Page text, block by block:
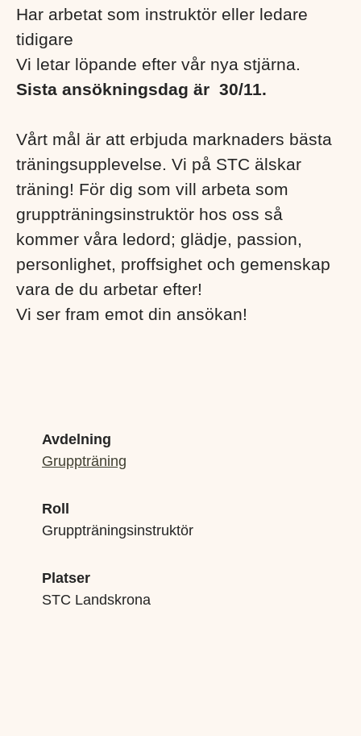
Har arbetat som instruktör eller ledare
tidigare
Vi letar löpande efter vår nya stjärna.
Sista ansökningsdag är 30/11.
Vårt mål är att erbjuda marknaders bästa
träningsupplevelse. Vi på STC älskar
träning! För dig som vill arbeta som
gruppträningsinstruktör hos oss så
kommer våra ledord; glädje, passion,
personlighet, proffsighet och gemenskap
vara de du arbetar efter!
Vi ser fram emot din ansökan!
Avdelning
Gruppträning
Roll
Gruppträningsinstruktör
Platser
STC Landskrona